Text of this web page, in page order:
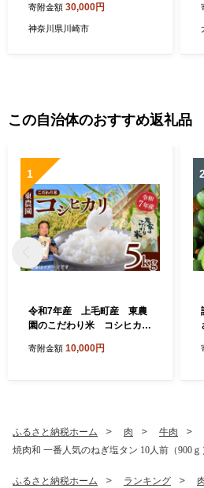
寄附金額 30,000円
神奈川県川崎市
この自治体のおすすめ返礼品
1
令和7年産 上毛町産 東農
園のこだわり米 コシヒカ
寄附金額 10,000円
2
ふるさと納税ホーム 肉
牛肉
焼肉和 一番人気のねぎ塩タン 10人前（900
ふるさと納税ホーム ランキング